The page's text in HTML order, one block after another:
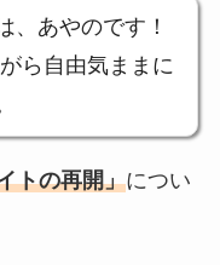
、あやのです！
ら自由気ままに
トの再開」につい